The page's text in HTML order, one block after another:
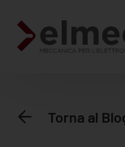
Torna al